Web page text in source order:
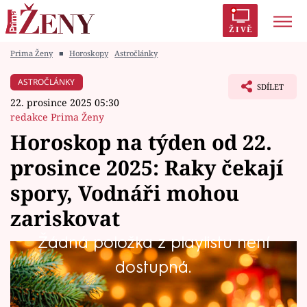
ŽIVĚ
Módní alarm
Témata
Celebrity
Vztahy
Seriály
Prima Ženy ■ Horoskopy Astročlánky
ASTROČLÁNKY
22. prosince 2025 05:30
redakce Prima Ženy
SDÍLET
Horoskop na týden od 22.
prosince 2025: Raky čekají
spory, Vodnáři mohou
zariskovat
Žádná položka z playlistu není
dostupná.
Kdo by měl tento týden doma méně mluvit a
více naslouchat, kdo by se měl poučit z
minulosti a neopakovat staré chyby, koho